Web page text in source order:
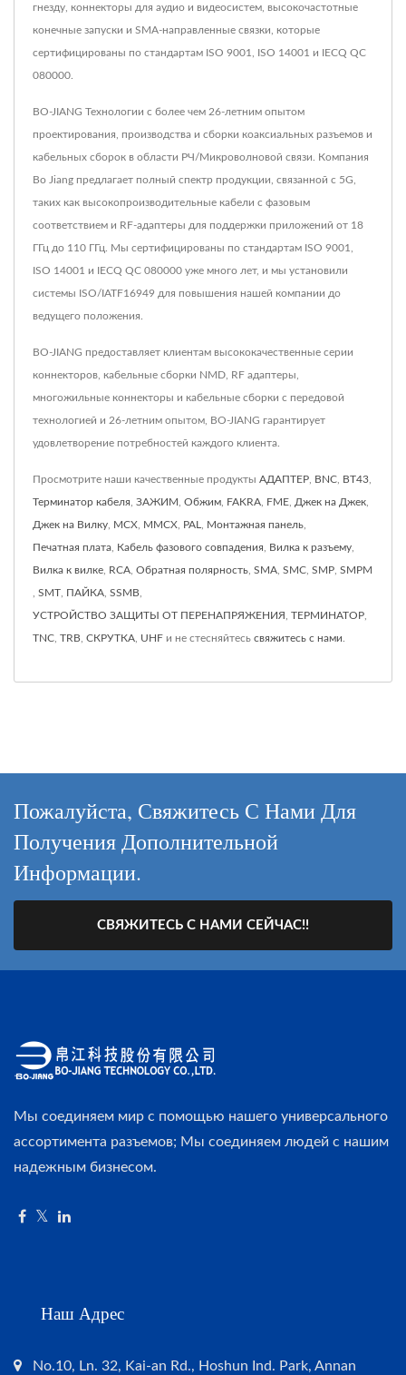
гнезду, коннекторы для аудио и видеосистем, высокочастотные
конечные запуски и SMA-направленные связки, которые
сертифицированы по стандартам ISO 9001, ISO 14001 и IECQ QC
080000.
BO-JIANG Технологии с более чем 26-летним опытом
проектирования, производства и сборки коаксиальных разъемов и
кабельных сборок в области РЧ/Микроволновой связи. Компания
Bo Jiang предлагает полный спектр продукции, связанной с 5G,
таких как высокопроизводительные кабели с фазовым
соответствием и RF-адаптеры для поддержки приложений от 18
ГГц до 110 ГГц. Мы сертифицированы по стандартам ISO 9001,
ISO 14001 и IECQ QC 080000 уже много лет, и мы установили
системы ISO/IATF16949 для повышения нашей компании до
ведущего положения.
BO-JIANG предоставляет клиентам высококачественные серии
коннекторов, кабельные сборки NMD, RF адаптеры,
многожильные коннекторы и кабельные сборки с передовой
технологией и 26-летним опытом, BO-JIANG гарантирует
удовлетворение потребностей каждого клиента.
Просмотрите наши качественные продукты АДАПТЕР, BNC, BT43,
Терминатор кабеля, ЗАЖИМ , Обжим, FAKRA, FME, Джек на Джек,
Джек на Вилку, MCX, MMCX, PAL, Монтажная панель,
Печатная плата, Кабель фазового совпадения, Вилка к разъему,
Вилка к вилке, RCA, Обратная полярность, SMA, SMC, SMP, SMPM
, SMT, ПАЙКА, SSMB,
УСТРОЙСТВО ЗАЩИТЫ ОТ ПЕРЕНАПРЯЖЕНИЯ , ТЕРМИНАТОР,
TNC, TRB, СКРУТКА, UHF и не стесняйтесь свяжитесь с нами.
Пожалуйста, Свяжитесь С Нами Для
Получения Дополнительной
Информации.
СВЯЖИТЕСЬ С НАМИ СЕЙЧАС!!
Мы соединяем мир с помощью нашего универсального
ассортимента разъемов; Мы соединяем людей с нашим
надежным бизнесом.
Наш Адрес
No.10, Ln. 32, Kai-an Rd., Hoshun Ind. Park, Annan